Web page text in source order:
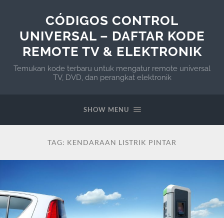
CÓDIGOS CONTROL
UNIVERSAL – DAFTAR KODE
REMOTE TV & ELEKTRONIK
Temukan kode terbaru untuk mengatur remote universal
TV, DVD, dan perangkat elektronik
SHOW MENU
TAG: KENDARAAN LISTRIK PINTAR